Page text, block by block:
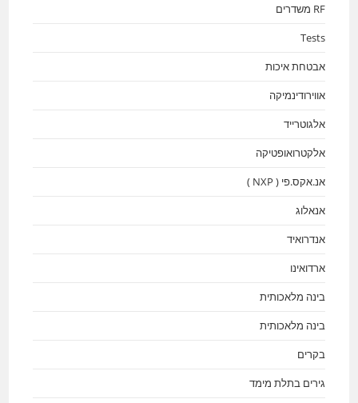
RF משדרים
Tests
אבטחת איכות
אווירודינמיקה
אלגוטרייד
אלקטרואופטיקה
אנ.אקס.פי ( NXP )
אנאלוג
אנדרואיד
ארדואינו
בינה מלאכותית
בינה מלאכותית
בקרים
גירים בתלת מימד